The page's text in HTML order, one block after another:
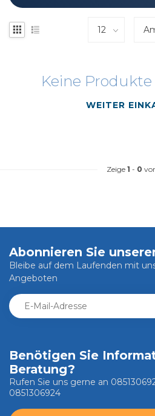
Keine
WEITER
Zeige 1 - 0
Benötigen Sie
Beratung?
Rufen Sie uns gerne an
0851306924
Abonnieren Sie
Bleibe auf dem Laufenden mit
Angeboten